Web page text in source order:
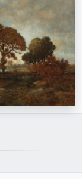
een boom.